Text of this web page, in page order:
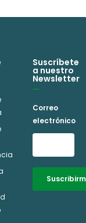
Suscríbete
a nuestro
Newsletter
Correo
electrónico